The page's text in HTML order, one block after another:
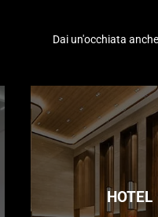
Dai un'occhiata
HOTEL